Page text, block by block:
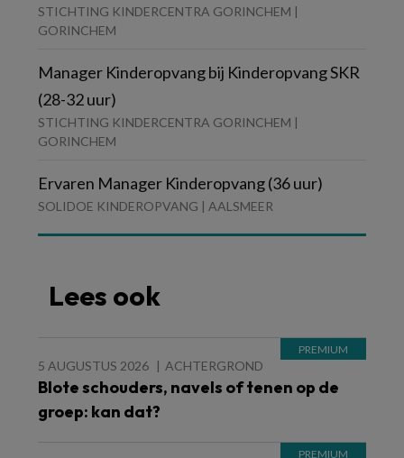
STICHTING KINDERCENTRA GORINCHEM |
GORINCHEM
Manager Kinderopvang bij Kinderopvang SKR
(28-32 uur)
STICHTING KINDERCENTRA GORINCHEM |
GORINCHEM
Ervaren Manager Kinderopvang (36 uur)
SOLIDOE KINDEROPVANG | AALSMEER
Lees ook
5 AUGUSTUS 2026 ACHTERGROND
Blote schouders, navels of tenen op de
groep: kan dat?